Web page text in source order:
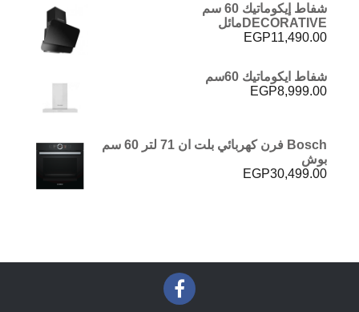
شفاط إيكوماتيك 60 سم
DECORATIVEمائل
EGP11,490.00
شفاط ايكوماتيك 60سم
EGP8,999.00
Bosch فرن كهربائي بلت ان 71 لتر 60 سم
بوش
EGP30,499.00